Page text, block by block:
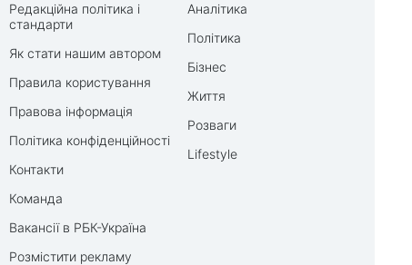
Редакційна політика і
стандарти
Як стати нашим автором
Правила користування
Правова інформація
Політика конфіденційності
Контакти
Команда
Вакансії в РБК-Україна
Розмістити рекламу
Аналітика
Політика
Бізнес
Життя
Розваги
Lifestyle